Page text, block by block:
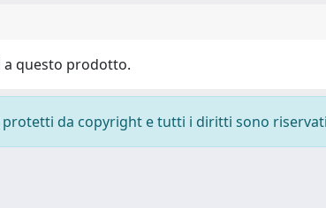
a questo prodotto.
da copyright e tutti i diritti sono